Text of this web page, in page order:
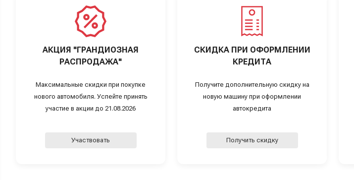
АКЦИЯ "ГРАНДИОЗНАЯ
РАСПРОДАЖА"
Максимальные скидки при покупке
нового автомобиля. Успейте принять
участие в акции до 21.08.2026
Участвовать
СКИДКА ПРИ ОФОРМЛЕНИИ
КРЕДИТА
Получите дополнительную скидку на
новую машину при оформлении
автокредита
Получить скидку